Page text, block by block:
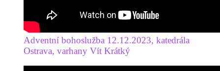
Adventní bohoslužba 12.12.2023, katedrála
Ostrava, varhany Vít Krátký